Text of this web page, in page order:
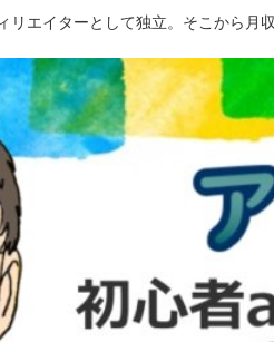
リエイターとして独立。そこから月